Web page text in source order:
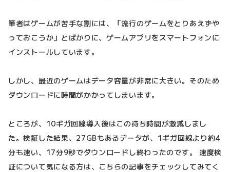
筆者はゲームが苦手な割には、「流行のゲームをとりあえずや
っておこうか」とばかりに、ゲームアプリをスマートフォンに
インストールしています。
しかし、最近のゲームはデータ容量が非常に大きい。そのため
ダウンロードに時間がかかってしまいます。
ところが、10ギガ回線導入後はこの待ち時間が激減しまし
た。検証した結果、27GBもあるデータが、1ギガ回線より約4
分も速い、17分9秒でダウンロードし終わったのです。 速度検
証について気になる方は、こちらの記事をチェックしてみてく